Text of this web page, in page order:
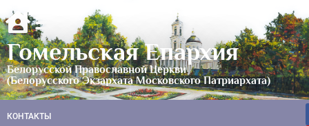
Гомельская Епархия
Белорусской Православной Церкви
(Белорусского Экзархата Московского Патриархата)
КОНТАКТЫ